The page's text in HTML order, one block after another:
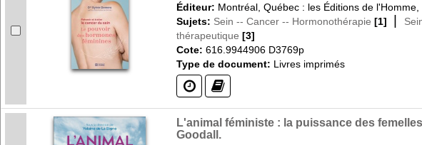
Éditeur: Montréal, Québec : les Éditions de l'Homme,
Sujets: Sein -- Cancer -- Hormonothérapie [1] |
thérapeutique [3]
Cote: 616.9944906 D3769p
Type de document: Livres imprimés
(?) (?)
L'animal féministe : la puissance des
Goodall.